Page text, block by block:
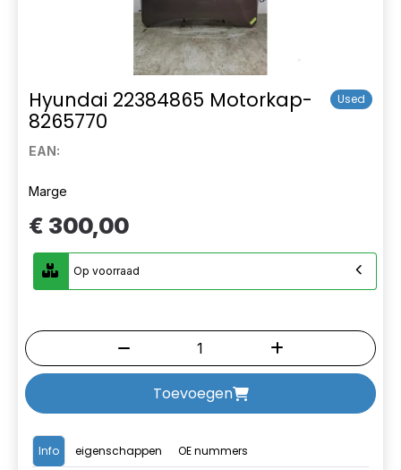
Hyundai 22384865 Motorkap-
8265770
Used
EAN:
Info eigenschappen OE nummers
Marge
€ 300,00
Op voorraad
Toevoegen